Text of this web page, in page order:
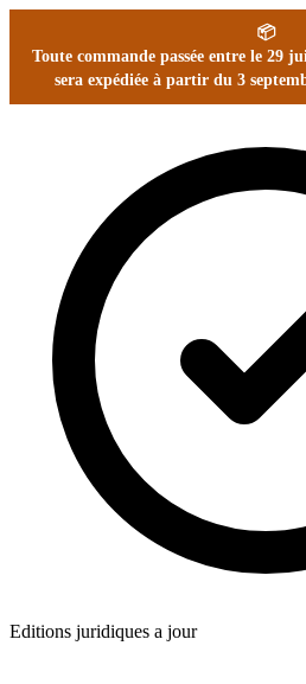
📦
Toute commande passée entre le 29
sera expédiée à partir du 3
Editions juridiques a jour